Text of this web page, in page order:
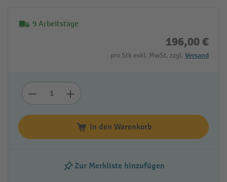
9 Arbeitstage
196,00 €
pro Stk exkl. MwSt. zzgl. Versand
In den Warenkorb
Zur Merkliste hinzufügen